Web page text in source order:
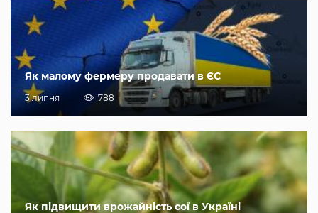
Як малому фермеру продавати в ЄС
3 липня 788
Як підвищити врожайність сої в Україні